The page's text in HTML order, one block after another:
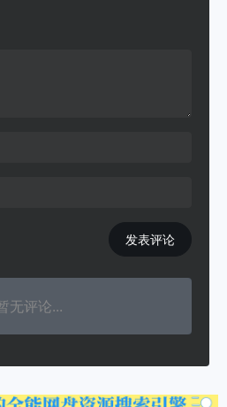
发表评论
无评论...